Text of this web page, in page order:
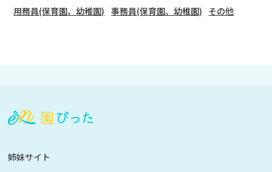
用務員(保育園、幼稚園) 事務員(保育園、幼稚園) その他
登
姉妹サイト